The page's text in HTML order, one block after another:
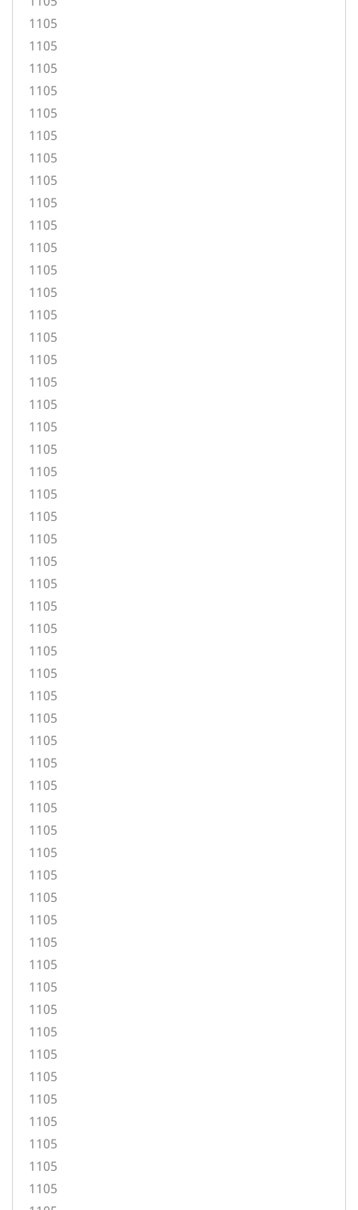
1105
1105
1105
1105
1105
1105
1105
1105
1105
1105
1105
1105
1105
1105
1105
1105
1105
1105
1105
1105
1105
1105
1105
1105
1105
1105
1105
1105
1105
1105
1105
1105
1105
1105
1105
1105
1105
1105
1105
1105
1105
1105
1105
1105
1105
1105
1105
1105
1105
1105
1105
1105
1105